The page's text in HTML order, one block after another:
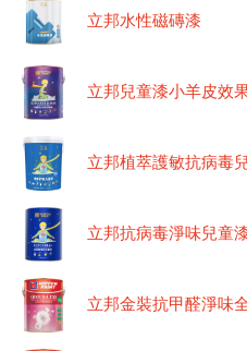
立邦水性磁磚漆
立邦兒童漆小羊皮效
立邦植萃護敏抗病毒
立邦抗病毒淨味兒童
立邦金裝抗甲醛淨味